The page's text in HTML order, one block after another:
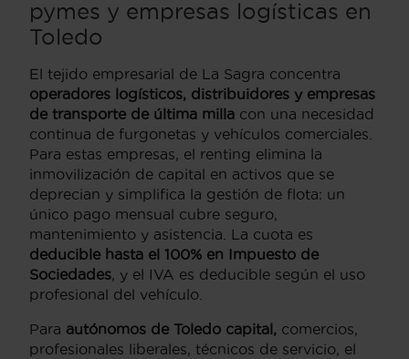
pymes y empresas logísticas en
Toledo
El tejido empresarial de La Sagra concentra
operadores logísticos, distribuidores y empresas
de transporte de última milla con una necesidad
continua de furgonetas y vehículos comerciales.
Para estas empresas, el renting elimina la
inmovilización de capital en activos que se
deprecian y simplifica la gestión de flota: un
único pago mensual cubre seguro,
mantenimiento y asistencia. La cuota es
deducible hasta el 100% en Impuesto de
Sociedades, y el IVA es deducible según el uso
profesional del vehículo.
Para autónomos de Toledo capital, comercios,
profesionales liberales, técnicos de servicio, el